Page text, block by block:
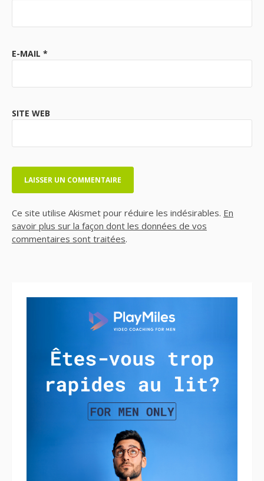
E-MAIL *
SITE WEB
Ce site utilise Akismet pour réduire les indésirables. En
savoir plus sur la façon dont les données de vos
commentaires sont traitées.